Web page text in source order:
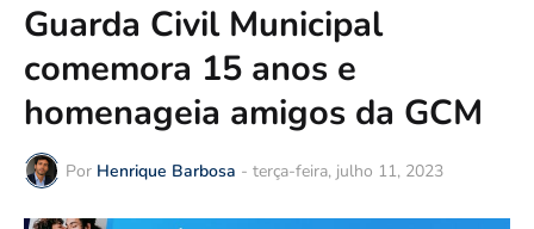
Guarda Civil Municipal
comemora 15 anos e
homenageia amigos da GCM
Por Henrique Barbosa - terça-feira, julho 11, 2023